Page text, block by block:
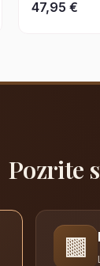
47,95 €
Pozrite
🟫